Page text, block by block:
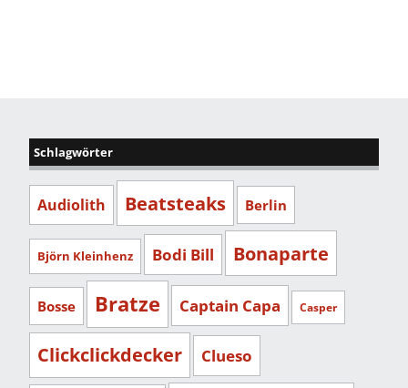
Schlagwörter
Audiolith Beatsteaks Berlin
Björn Kleinhenz Bodi Bill Bonaparte
Bosse Bratze Captain Capa Casper
Clickclickdecker Clueso